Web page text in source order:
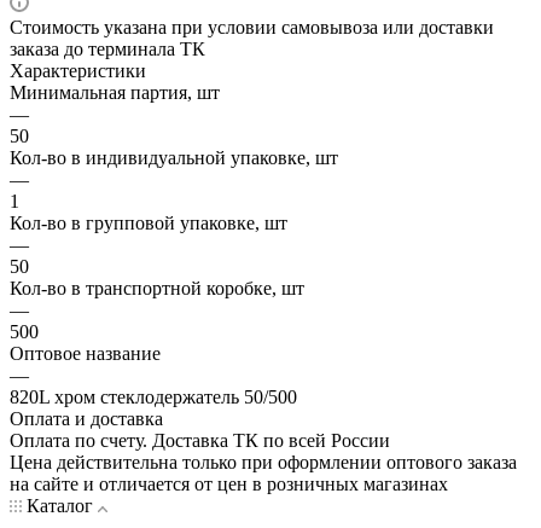
Стоимость указана при условии самовывоза или доставки
заказа до терминала ТК
Характеристики
Минимальная партия, шт
—
50
Кол-во в индивидуальной упаковке, шт
—
1
Кол-во в групповой упаковке, шт
—
50
Кол-во в транспортной коробке, шт
—
500
Оптовое название
—
820L хром стеклодержатель 50/500
Оплата и доставка
Оплата по счету. Доставка ТК по всей России
Цена действительна только при оформлении оптового заказа
на сайте и отличается от цен в розничных магазинах
Каталог